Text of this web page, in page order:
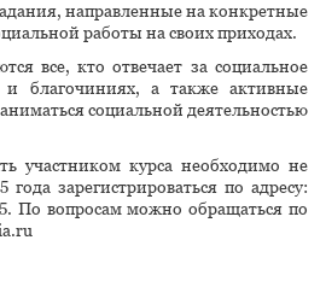
направленные на конкретные
работы на своих приходах.
все, кто отвечает за социальное
и благочиниях, а также активные
социальной деятельностью
участником курса необходимо не
зарегистрироваться по адресу:
По вопросам можно обращаться по